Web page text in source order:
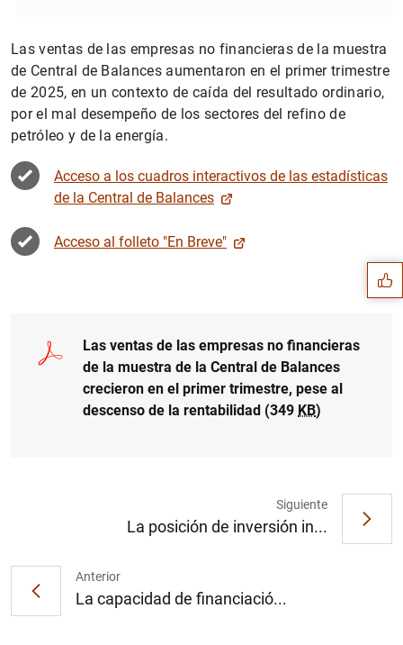
Las ventas de las empresas no financieras de la muestra
de Central de Balances aumentaron en el primer trimestre
de 2025, en un contexto de caída del resultado ordinario,
por el mal desempeño de los sectores del refino de
petróleo y de la energía.
Acceso a los cuadros interactivos de las estadísticas
de la Central de Balances
Acceso al folleto "En Breve"
Las ventas de las empresas no financieras
de la muestra de la Central de Balances
crecieron en el primer trimestre, pese al
descenso de la rentabilidad (349 KB)
Anterior
La capacidad de financiació...
Siguiente
La posición de inversión in...
Sugerencias
2